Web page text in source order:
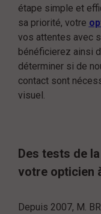
étape simple et
sa priorité, votre
vos attentes avec
bénéficierez ainsi
déterminer si de
contact sont
visuel.
Des tests de
votre opticien
Depuis 2007, M.